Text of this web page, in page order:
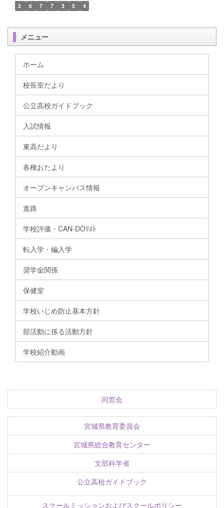
2 6 7 7 3 5 4
メニュー
ホーム
校長室だより
公立高校ガイドブック
入試情報
東高だより
各種おたより
オープンキャンパス情報
進路
学校評価・CAN-DOﾘｽﾄ
転入学・編入学
奨学金関係
保健室
学校いじめ防止基本方針
部活動に係る活動方針
学校紹介動画
同窓会
宮城県教育委員会
宮城県総合教育センター
文部科学省
公立高校ガイドブック
スクールミッションおよびスクールポリシー